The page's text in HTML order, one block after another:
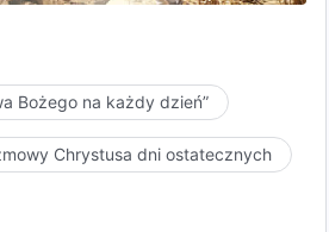
Bożego na każdy dzień”
Chrystusa dni ostatecznych